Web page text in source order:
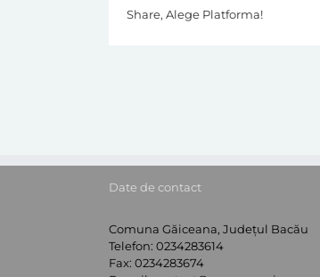
Share, Alege Platforma!
Date de contact
Comuna Găiceana, Județul Bacău
Telefon: 0234283614
Fax: 0234283674